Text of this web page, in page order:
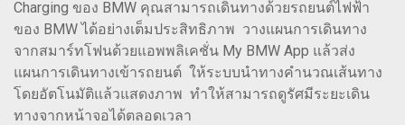
Charging ของ BMW คุณสามารถเดินทางด้วยรถยนต์ไฟฟ้า
ของ BMW ได้อย่างเต็มประสิทธิภาพ วางแผนการเดินทาง
จากสมาร์ทโฟนด้วยแอพพลิเคชั่น My BMW App แล้วส่ง
แผนการเดินทางเข้ารถยนต์ ให้ระบบนำทางคำนวณเส้นทาง
โดยอัตโนมัติแล้วแสดงภาพ ทำให้สามารถดูรัศมีระยะเดิน
ทางจากหน้าจอได้ตลอดเวลา